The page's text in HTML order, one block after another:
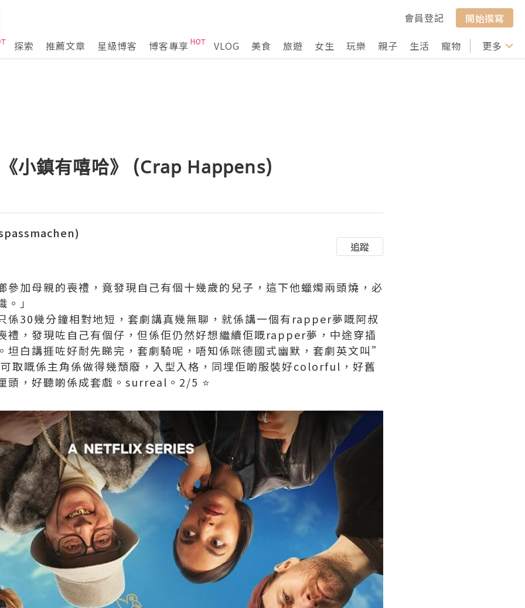
會員登記
開始撰寫
探索
推薦文章 星級博客 博客專享 VLOG 美食 旅遊 女生 玩樂 親子 生活 寵物 行山 打卡
更多
小鎮有嘻哈》 (Crap Happens)
追蹤
參加母親的喪禮，竟發現自己有個十幾歲的兒子，這下他蠟燭兩頭燒，必
」
係30幾分鐘相對地短，套劇講真幾無聊，就係講一個有rapper夢嘅阿叔
禮，發現咗自己有個仔，但係佢仍然好想繼續佢嘅rapper夢，中途穿插
坦白講捱咗好耐先睇完，套劇騎呢，唔知係咪德國式幽默，套劇英文叫”
取嘅係主角係做得幾頹廢，入型入格，同埋佢啲服裝好colorful，好舊
頭，好聽啲係成套戲。surreal。2/5 ⭐